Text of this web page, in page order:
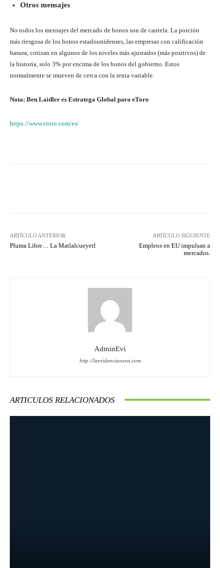
Otros mensajes
No todos los mensajes del mercado de bonos son de cautela. La porción
más riesgosa de los bonos estadounidenses, las empresas con calificación
basura, cotizan en algunos de los niveles más ajustados (más positivos) de
la historia, solo 3% por encima de los bonos del gobierno. Estos
normalmente se mueven de cerca con la renta variable.
Nota: Ben Laidler es Estratega Global para eToro
https://www.etoro.com/es/
ARTÍCULO ANTERIOR
Pluma Libre… La Matlalcueyetl
ARTÍCULO SIGUIENTE
Empleos en EU impulsan a
mercados.
AdminEvi
http://laevidencianews.com
ARTICULOS RELACIONADOS